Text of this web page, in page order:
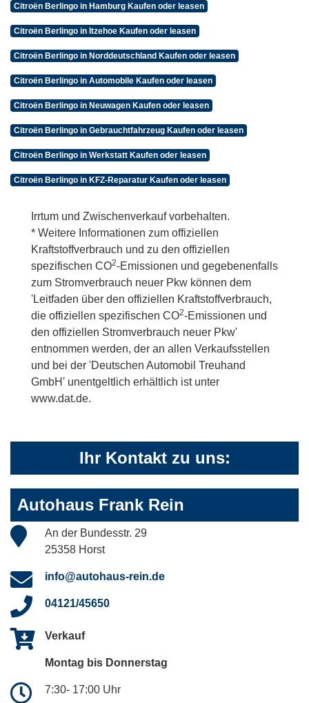
Citroën Berlingo in Hamburg Kaufen oder leasen
Citroën Berlingo in Itzehoe Kaufen oder leasen
Citroën Berlingo in Norddeutschland Kaufen oder leasen
Citroën Berlingo in Automobile Kaufen oder leasen
Citroën Berlingo in Neuwagen Kaufen oder leasen
Citroën Berlingo in Gebrauchtfahrzeug Kaufen oder leasen
Citroën Berlingo in Werkstatt Kaufen oder leasen
Citroën Berlingo in KFZ-Reparatur Kaufen oder leasen
Irrtum und Zwischenverkauf vorbehalten.
* Weitere Informationen zum offiziellen
Kraftstoffverbrauch und zu den offiziellen
spezifischen CO2-Emissionen und gegebenenfalls
zum Stromverbrauch neuer Pkw können dem
'Leitfaden über den offiziellen Kraftstoffverbrauch,
die offiziellen spezifischen CO2-Emissionen und
den offiziellen Stromverbrauch neuer Pkw'
entnommen werden, der an allen Verkaufsstellen
und bei der 'Deutschen Automobil Treuhand
GmbH' unentgeltlich erhältlich ist unter
www.dat.de.
Ihr Kontakt zu uns:
Autohaus Frank Rein
An der Bundesstr. 29
25358 Horst
info@autohaus-rein.de
04121/45650
Verkauf
Montag bis Donnerstag
7:30- 17:00 Uhr